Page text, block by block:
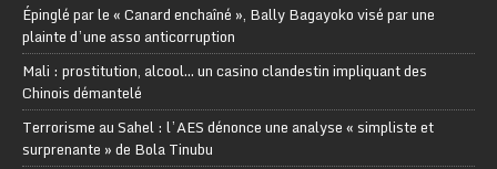
Épinglé par le « Canard enchaîné », Bally Bagayoko visé par une
plainte d’une asso anticorruption
Mali : prostitution, alcool… un casino clandestin impliquant des
Chinois démantelé
Terrorisme au Sahel : l’AES dénonce une analyse « simpliste et
surprenante » de Bola Tinubu